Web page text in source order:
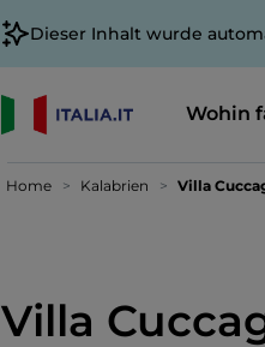
Dieser Inhalt wurde
Wohin
Home Kalabrien Villa
Villa